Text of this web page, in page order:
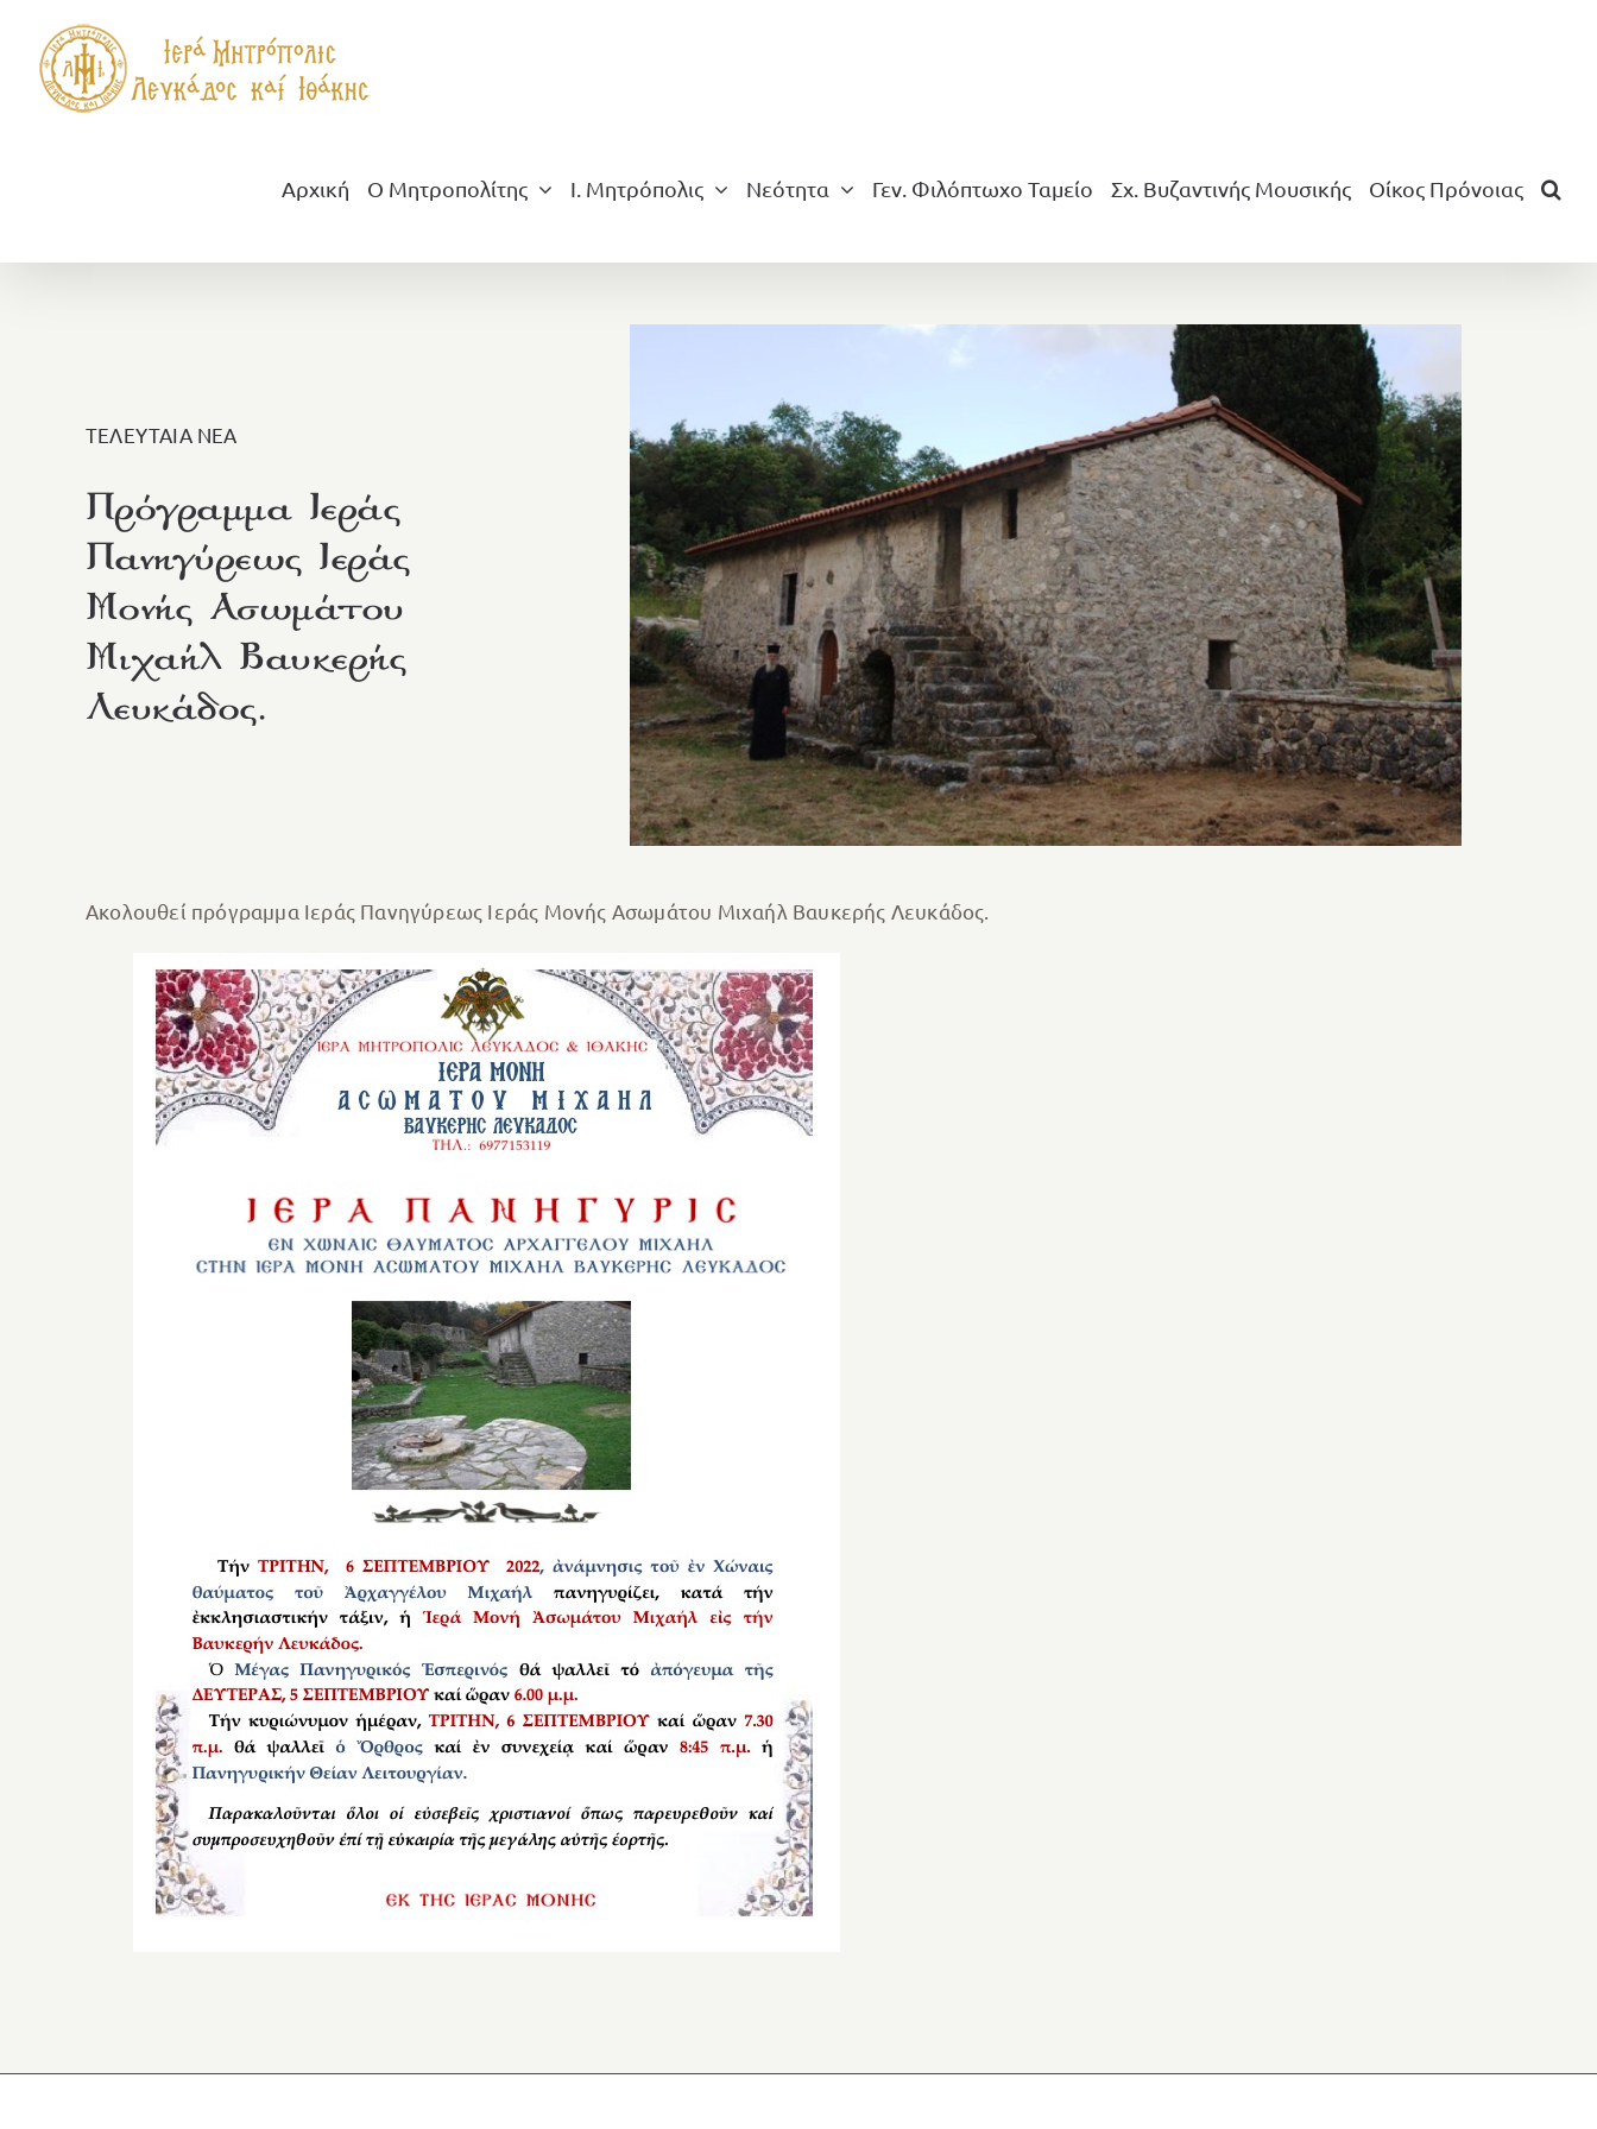
περιεχόμενο
Αρχική Ο Μητροπολίτης Ι. Μητρόπολις Νεότητα Γεν. Φιλόπτωχο Ταμείο Σχ. Βυζαντινής Μουσικής Οίκος Πρόνοιας
ΤΕΛΕΥΤΑΙΑ ΝΕΑ
Πρόγραμμα Ιεράς
Πανηγύρεως Ιεράς
Μονής Ασωμάτου
Μιχαήλ Βαυκερής
Λευκάδος.
Ακολουθεί πρόγραμμα Ιεράς Πανηγύρεως Ιεράς Μονής Ασωμάτου Μιχαήλ Βαυκερής Λευκάδος.